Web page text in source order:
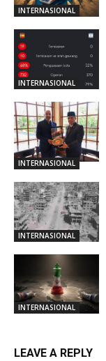
INTERNASIONAL
INTERNASIONAL
INTERNASIONAL
INTERNASIONAL
INTERNASIONAL
LEAVE A REPLY